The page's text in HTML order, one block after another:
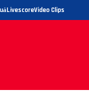
LivescoreVideo Clips